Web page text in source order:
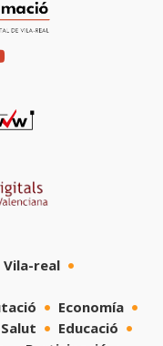
Vila-real
Economía
Salut
Educació